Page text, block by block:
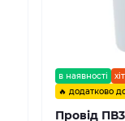
в наявності
🔥 додатково
Провід